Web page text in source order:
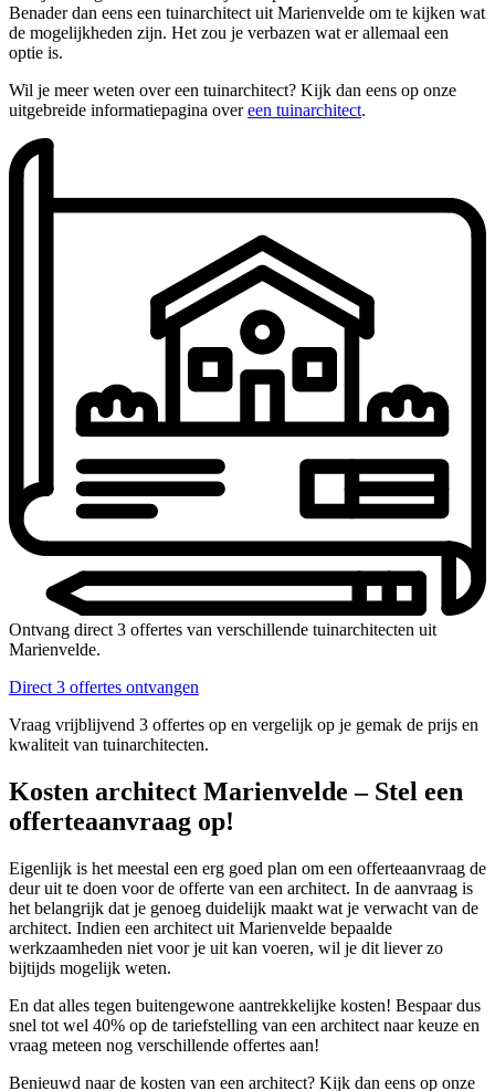
Benader dan eens een tuinarchitect uit Marienvelde om te kijken wat
de mogelijkheden zijn. Het zou je verbazen wat er allemaal een
optie is.
Wil je meer weten over een tuinarchitect? Kijk dan eens op onze
uitgebreide informatiepagina overeen tuinarchitect.
Ontvang direct 3 offertes van verschillende tuinarchitecten uit
Marienvelde.
Direct 3 offertes ontvangen
Vraag vrijblijvend 3 offertes op en vergelijk op je gemak de prijs en
kwaliteit van tuinarchitecten.
Kosten architect Marienvelde – Stel een
offerteaanvraag op!
Eigenlijk is het meestal een erg goed plan om een offerteaanvraag de
deur uit te doen voor de offerte van een architect. In de aanvraag is
het belangrijk dat je genoeg duidelijk maakt wat je verwacht van de
architect. Indien een architect uit Marienvelde bepaalde
werkzaamheden niet voor je uit kan voeren, wil je dit liever zo
bijtijds mogelijk weten.
En dat alles tegen buitengewone aantrekkelijke kosten! Bespaar dus
snel tot wel 40% op de tariefstelling van een architect naar keuze en
vraag meteen nog verschillende offertes aan!
Benieuwd naar de kosten van een architect? Kijk dan eens op onze